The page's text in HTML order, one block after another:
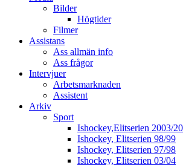
Bilder
Högtider
Filmer
Assistans
Ass allmän info
Ass frågor
Intervjuer
Arbetsmarknaden
Assistent
Arkiv
Sport
Ishockey,Elitserien 2003/
Ishockey, Elitserien 98/99
Ishockey, Elitserien 97/98
Ishockey, Elitserien 03/04